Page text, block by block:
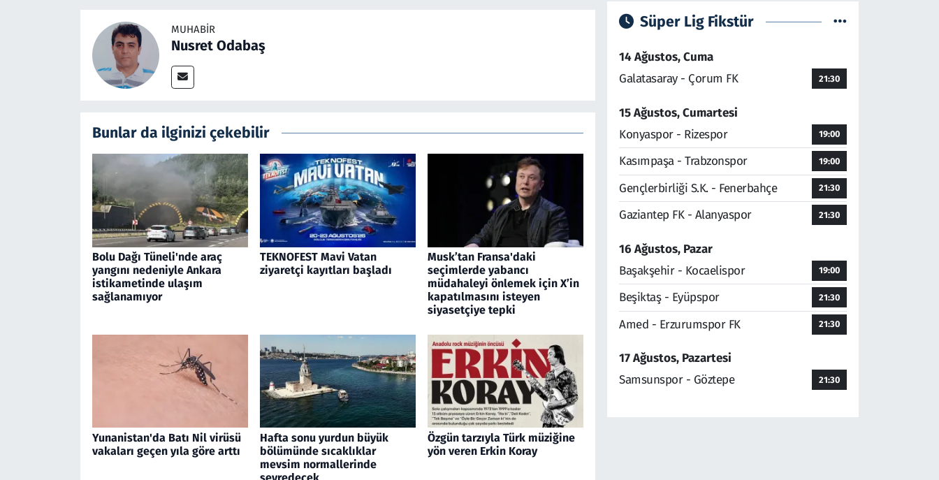
MUHABIR
Nusret Odabaş
Bunlar da ilginizi çekebilir
Bolu Dağı Tüneli'nde araç
yangını nedeniyle Ankara
istikametinde ulaşım
sağlanamıyor
TEKNOFEST Mavi Vatan
ziyaretçi kayıtları başladı
Musk’tan Fransa'daki
seçimlerde yabancı
müdahaleyi önlemek için X’in
kapatılmasını isteyen
siyasetçiye tepki
Yunanistan'da Batı Nil virüsü
vakaları geçen yıla göre arttı
Hafta sonu yurdun büyük
bölümünde sıcaklıklar
mevsim normallerinde
seyredecek
Özgün tarzıyla Türk müziğine
yön veren Erkin Koray
Süper Lig Fikstür
14 Ağustos, Cuma
Galatasaray - Çorum FK
21:30
15 Ağustos, Cumartesi
Konyaspor - Rizespor
19:00
Kasımpaşa - Trabzonspor 19:00
Gençlerbirliği S.K. - Fenerbahçe 21:30
Gaziantep FK - Alanyaspor 21:30
16 Ağustos, Pazar
Başakşehir - Kocaelispor
19:00
Beşiktaş - Eyüpspor 21:30
Amed - Erzurumspor FK 21:30
17 Ağustos, Pazartesi
Samsunspor - Göztepe
21:30